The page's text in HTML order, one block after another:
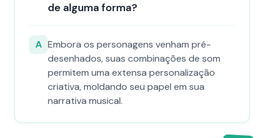
de alguma forma?
A Embora os personagens venham pré-
desenhados, suas combinações de som
permitem uma extensa personalização
criativa, moldando seu papel em sua
narrativa musical.